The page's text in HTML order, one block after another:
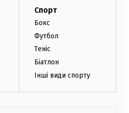
Спорт
Бокс
Футбол
Теніс
Біатлон
Інші види спорту